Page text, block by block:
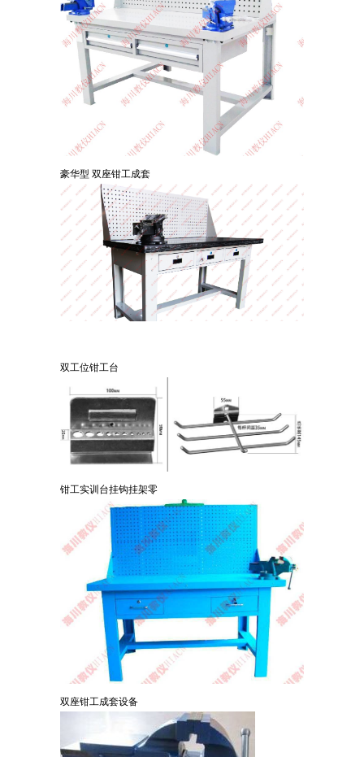
豪华型 双座钳工成套
双工位钳工台
钳工实训台挂钩挂架零
双座钳工成套设备